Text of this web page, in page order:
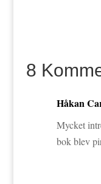
8
Håkan
Mycket
bok blev